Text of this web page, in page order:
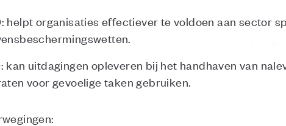
helpt organisaties effectiever te voldoen aan sector
kan uitdagingen opleveren bij het handhaven van
voor gevoelige taken gebruiken.